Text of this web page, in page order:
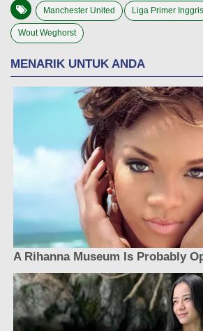
Manchester United Liga Primer Inggris
Wout Weghorst